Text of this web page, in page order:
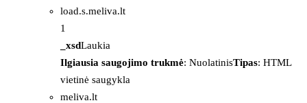
load.s.meliva.lt
1
_xsdLaukia
Ilgiausia saugojimo trukmė: NuolatinisTipas: HTML
vietinė saugykla
meliva.lt